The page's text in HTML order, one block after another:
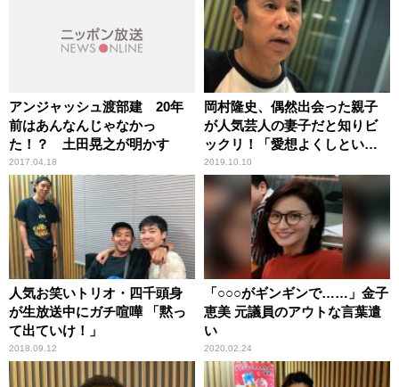
アンジャッシュ渡部建 20年
前はあんなんじゃなかっ
た！？ 土田晃之が明かす
2017.04.18
岡村隆史、偶然出会った親子
が人気芸人の妻子だと知りビ
ックリ！「愛想よくしといて
良かった」
2019.10.10
人気お笑いトリオ・四千頭身
が生放送中にガチ喧嘩 「黙っ
て出ていけ！」
2018.09.12
「○○○がギンギンで……」金子
恵美 元議員のアウトな言葉遣
い
2020.02.24